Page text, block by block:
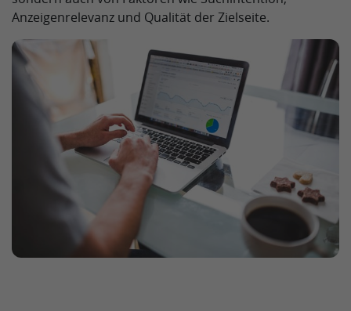
Anzeigenrelevanz und Qualität der Zielseite.